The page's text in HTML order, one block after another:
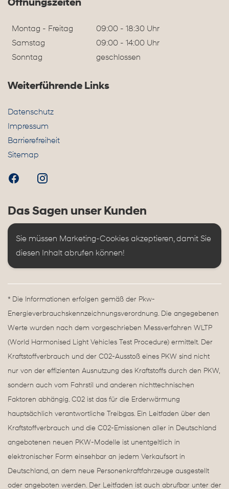
Öffnungszeiten
Montag - Freitag
09:00 - 18:30 Uhr
Samstag
09:00 - 14:00 Uhr
Sonntag
geschlossen
Weiterführende Links
Datenschutz
Impressum
Barrierefreiheit
Sitemap
Das Sagen unser Kunden
Sie müssen Marketing-Cookies akzeptieren, damit Sie
diesen Inhalt abrufen können!
* Die Informationen erfolgen gemäß der Pkw-
Energieverbrauchskennzeichnungsverordnung. Die angegebenen
Werte wurden nach dem vorgeschrieben Messverfahren WLTP
(World Harmonised Light Vehicles Test Procedure) ermittelt. Der
Kraftstoffverbrauch und der C02-Ausstoß eines PKW sind nicht
nur von der effizienten Ausnutzung des Kraftstoffs durch den PKW,
sondern auch vom Fahrstil und anderen nichttechnischen
Faktoren abhängig. C02 ist das für die Erderwärmung
hauptsächlich verantwortliche Treibgas. Ein Leitfaden über den
Kraftstoffverbrauch und die C02-Emissionen aller in Deutschland
angebotenen neuen PKW-Modelle ist unentgeltlich in
elektronischer Form einsehbar an jedem Verkaufsort in
Deutschland, an dem neue Personenkraftfahrzeuge ausgestellt
oder angeboten werden. Der Leitfaden ist auch abrufbar unter der